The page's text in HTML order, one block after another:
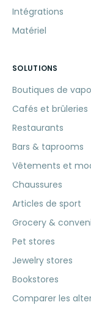
Intégrations
Matériel
SOLUTIONS
Boutiques de
Cafés et brûleries
Restaurants
Bars & taprooms
Vêtements et
Chaussures
Articles de sport
Grocery &
Pet stores
Jewelry stores
Bookstores
Comparer les